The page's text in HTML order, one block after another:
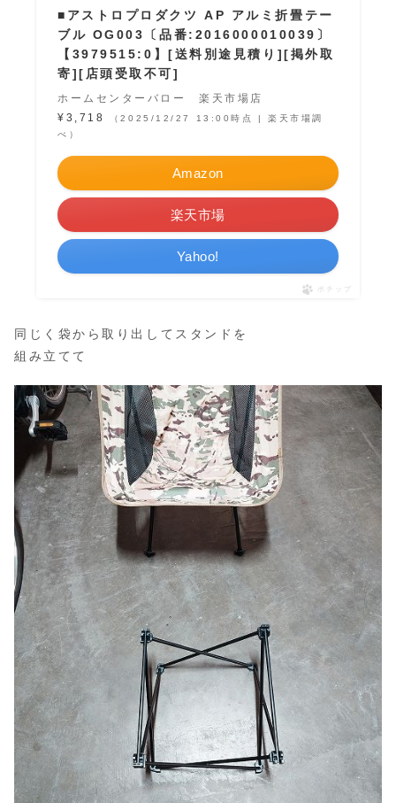
■アストロプロダクツ AP アルミ折畳テー
ブル OG003〔品番:2016000010039〕
【3979515:0】[送料別途見積り][掲外取
寄][店頭受取不可]
ホームセンターバロー 楽天市場店
¥3,718
（2025/12/27 13:00時点 | 楽天市場調
べ）
Amazon
楽天市場
Yahoo!
ポチップ
同じく袋から取り出してスタンドを
組み立てて